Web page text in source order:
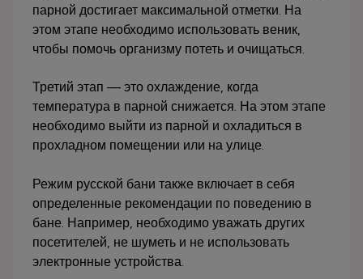
парной достигает максимальной отметки. На
этом этапе необходимо использовать веник,
чтобы помочь организму потеть и очищаться.
Третий этап — это охлаждение, когда
температура в парной снижается. На этом этапе
необходимо выйти из парной и охладиться в
прохладном помещении или на улице.
Режим русской бани также включает в себя
определенные рекомендации по поведению в
бане. Например, необходимо уважать других
посетителей, не шуметь и не использовать
электронные устройства.